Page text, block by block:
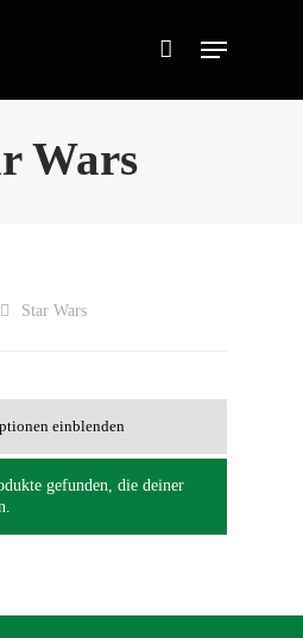
Wars
Star Wars
einblenden
gefunden, die deiner